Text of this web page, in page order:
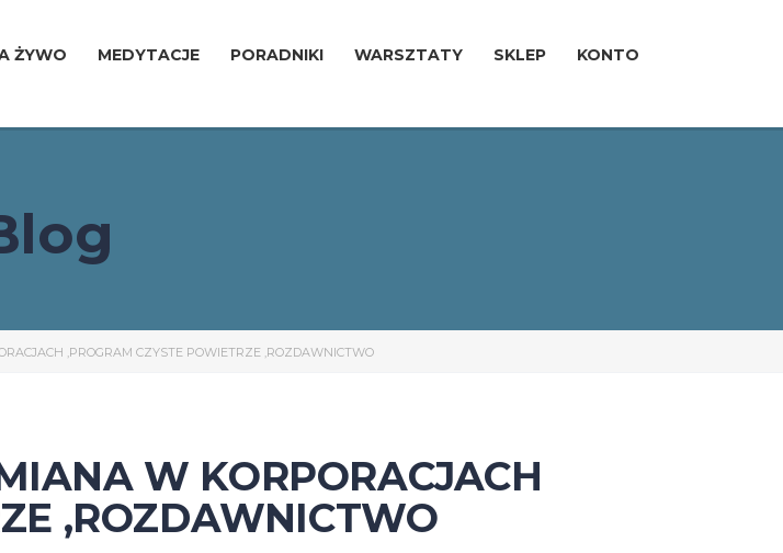
ŻYWO MEDYTACJE PORADNIKI WARSZTATY SKLEP KONTO
,PROGRAM CZYSTE POWIETRZE ,ROZDAWNICTWO
W KORPORACJACH
,ROZDAWNICTWO